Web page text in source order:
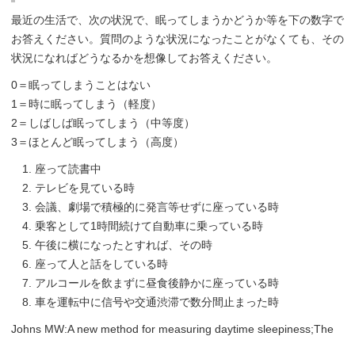
最近の生活で、次の状況で、眠ってしまうかどうか等を下の数字で
お答えください。質問のような状況になったことがなくても、その
状況になればどうなるかを想像してお答えください。
0＝眠ってしまうことはない
1＝時に眠ってしまう（軽度）
2＝しばしば眠ってしまう（中等度）
3＝ほとんど眠ってしまう（高度）
座って読書中
テレビを見ている時
会議、劇場で積極的に発言等せずに座っている時
乗客として1時間続けて自動車に乗っている時
午後に横になったとすれば、その時
座って人と話をしている時
アルコールを飲まずに昼食後静かに座っている時
車を運転中に信号や交通渋滞で数分間止まった時
Johns MW:A new method for measuring daytime sleepiness;The